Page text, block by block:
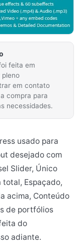
feita em
pleno
em contato
compra para
necessidades.
usado para
desejado com
Slider, Único
Espaçado,
acima, Conteúdo
de portfólios
do
adiante.